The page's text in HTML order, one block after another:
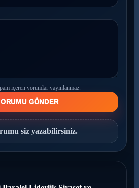
içeren yorumlar yayınlanmaz.
GÖNDER
siz yazabilirsiniz.